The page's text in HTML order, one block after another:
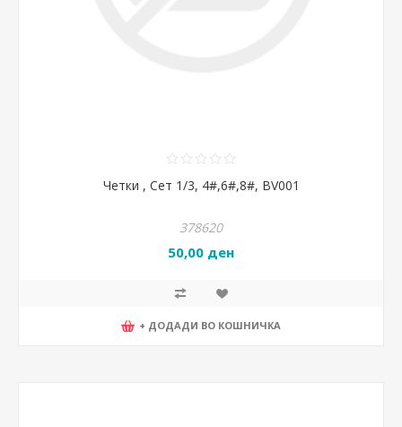
Четки , Сет 1/3, 4#,6#,8#, BV001
378620
50,00 ден
+ ДОДАДИ ВО КОШНИЧКА